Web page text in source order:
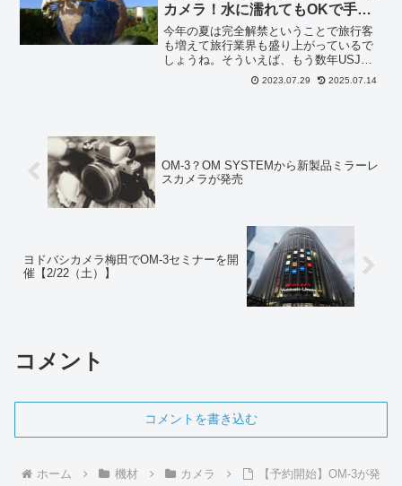
カメラ！水に濡れてもOKで手持
ち撮影に最適！
今年の夏は完全解禁ということで旅行客
も増えて旅行業界も盛り上がっているで
しょうね。そういえば、もう数年USJに
行っていない。夏のUSJは、ワンピース
や夏のパレードなど楽しいイベントがい
2023.07.29 2025.07.14
OM-3？OM SYSTEMから新製品ミラーレ
スカメラが発売
ヨドバシカメラ梅田でOM-3セミナーを開
催【2/22（土）】
コメント
コメントを書き込む
ホーム 機材 カメラ
【予約開始】OM-3が発